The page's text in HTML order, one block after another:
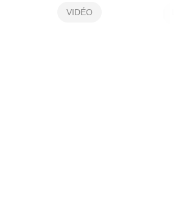
ANDRÉ VIEL INC
VIDÉO